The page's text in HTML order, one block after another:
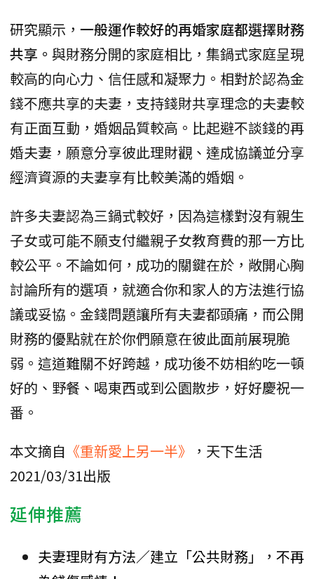
研究顯示， 一般運作較好的再婚家庭都選擇財務
共享。 與財務分開的家庭相比，集鍋式家庭呈現
較高的向心力、信任感和凝聚力。相對於認為金
錢不應共享的夫妻，支持錢財共享理念的夫妻較
有正面互動，婚姻品質較高。比起避不談錢的再
婚夫妻，願意分享彼此理財觀、達成協議並分享
經濟資源的夫妻享有比較美滿的婚姻。
許多夫妻認為三鍋式較好，因為這樣對沒有親生
子女或可能不願支付繼親子女教育費的那一方比
較公平。不論如何，成功的關鍵在於，敞開心胸
討論所有的選項，就適合你和家人的方法進行協
議或妥協。金錢問題讓所有夫妻都頭痛，而公開
財務的優點就在於你們願意在彼此面前展現脆
弱。這道難關不好跨越，成功後不妨相約吃一頓
好的、野餐、喝東西或到公園散步，好好慶祝一
番。
本文摘自 《重新愛上另一半》
，天下生活
2021/03/31出版
延伸推薦
夫妻理財有方法／建立「公共財務」，不再